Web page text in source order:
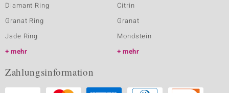
Diamant Ring
Granat Ring
Jade Ring
mehr
Citrin
Granat
Mondstein
mehr
Zahlungsinformation